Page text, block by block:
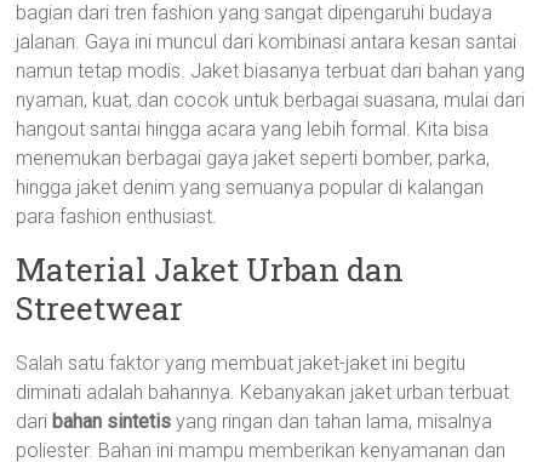
bagian dari tren fashion yang sangat dipengaruhi budaya
jalanan. Gaya ini muncul dari kombinasi antara kesan santai
namun tetap modis. Jaket biasanya terbuat dari bahan yang
nyaman, kuat, dan cocok untuk berbagai suasana, mulai dari
hangout santai hingga acara yang lebih formal. Kita bisa
menemukan berbagai gaya jaket seperti bomber, parka,
hingga jaket denim yang semuanya popular di kalangan
para fashion enthusiast.
Material Jaket Urban dan
Streetwear
Salah satu faktor yang membuat jaket-jaket ini begitu
diminati adalah bahannya. Kebanyakan jaket urban terbuat
dari bahan sintetis yang ringan dan tahan lama, misalnya
poliester. Bahan ini mampu memberikan kenyamanan dan